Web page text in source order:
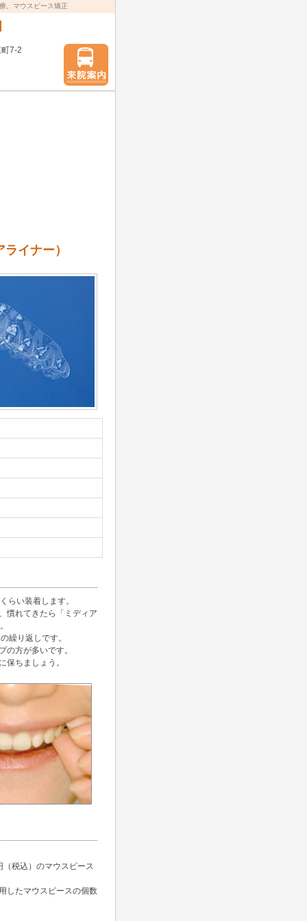
。マウスピース矯正
町7-2
イナー）
らい装着します。
慣れてきたら「ミディア
繰り返しです。
の方が多いです。
保ちましょう。
税込）のマウスピース
したマウスピースの個数